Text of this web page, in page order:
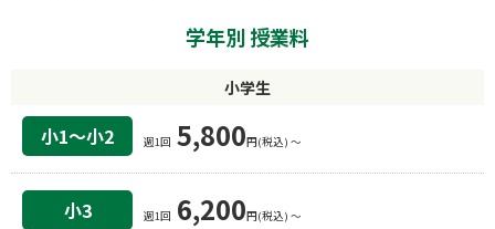
学年別 授業料
小学生
小1〜小2 週1回 5,800円(税込) 〜
小3 週1回 6,200円(税込) 〜